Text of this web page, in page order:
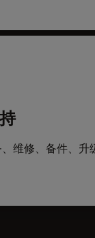
维修、备件、升